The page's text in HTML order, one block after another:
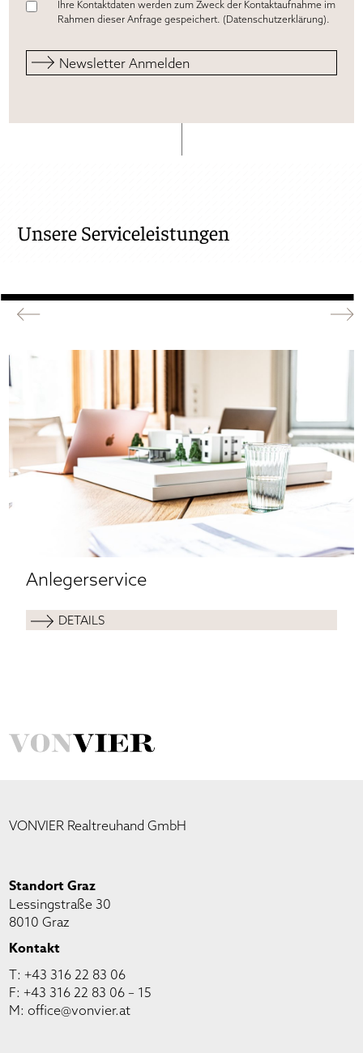
Ihre Kontaktdaten werden zum Zweck der Kontaktaufnahme im
Rahmen dieser Anfrage gespeichert. (Datenschutzerklärung).
Unsere Serviceleistungen
Anlegerservice
DETAILS
VONVIER Realtreuhand GmbH
Standort Graz
Lessingstraße 30
8010 Graz
Kontakt
T:+43 316 22 83 06
F: +43 316 22 83 06 – 15
M:office@vonvier.at